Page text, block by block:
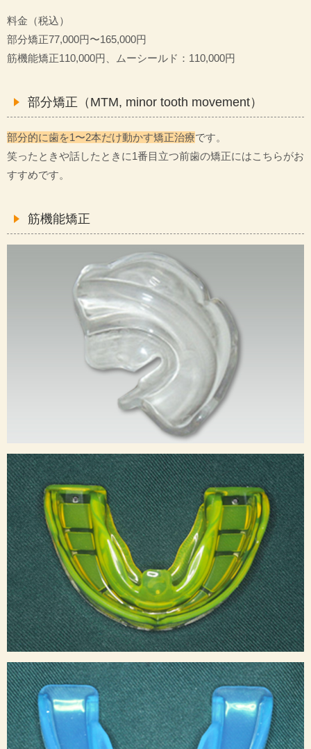
料金（税込）
部分矯正77,000円〜165,000円
筋機能矯正110,000円、ムーシールド：110,000円
部分矯正（MTM, minor tooth movement）
部分的に歯を1〜2本だけ動かす矯正治療です。
笑ったときや話したときに1番目立つ前歯の矯正にはこちらがお
すすめです。
筋機能矯正